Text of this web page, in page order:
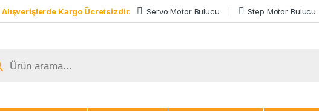
Kargo Ücretsizdir. Servo Motor Bulucu Step Motor Bulucu